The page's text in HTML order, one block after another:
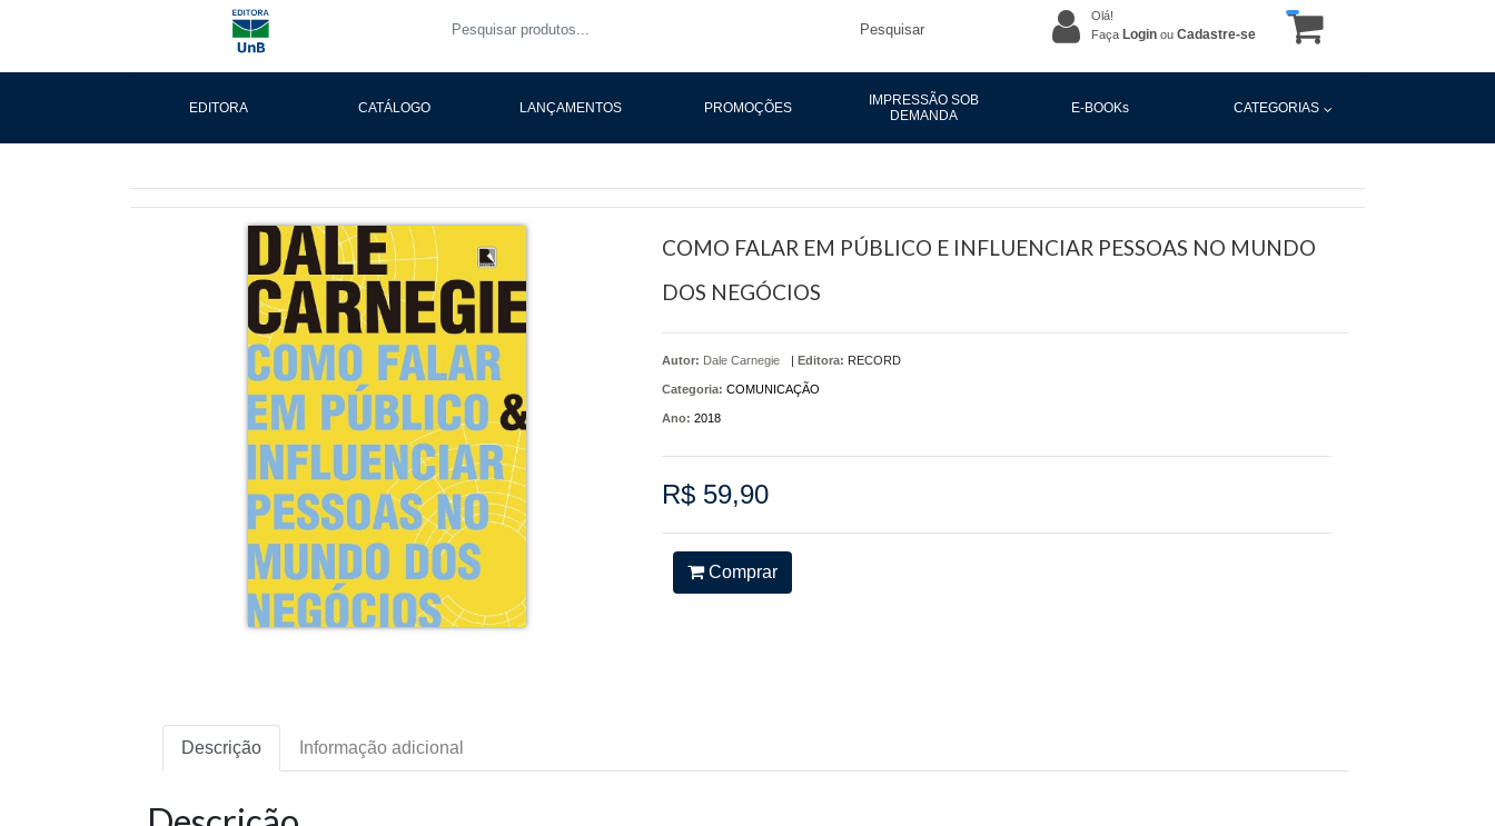
Pesquisar
Olá!
Faça Login ou Cadastre-se
EDITORA CATÁLOGO LANÇAMENTOS PROMOÇÕES
IMPRESSÃO SOB
DEMANDA
E-BOOKs CATEGORIAS
COMO FALAR EM PÚBLICO E INFLUENCIAR PESSOAS NO MUNDO
DOS NEGÓCIOS
Autor: Dale Carnegie | Editora: RECORD
Categoria: COMUNICAÇÃO
Ano: 2018
R$ 59,90
Comprar
Descrição Informação adicional